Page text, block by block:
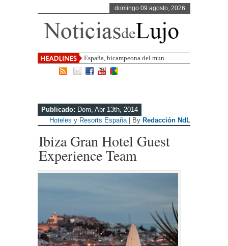
domingo 09 agosto, 2026
España, bicampeona del mundo
Publicado: Dom, Abr 13th, 2014
Hoteles y Resorts España| By Redacción NdL
Ibiza Gran Hotel Guest
Experience Team